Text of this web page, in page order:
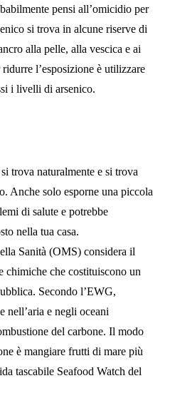
pensi all’omicidio per
si trova in alcune riserve di
alla pelle, alla vescica e ai
l’esposizione è utilizzare
i livelli di arsenico.
trova naturalmente e si trova
Anche solo esporne una piccola
di salute e potrebbe
nella tua casa.
Sanità (OMS) considera il
chimiche che costituiscono un
Secondo l’EWG,
nell’aria e negli oceani
del carbone. Il modo
è mangiare frutti di mare più
tascabile Seafood Watch del